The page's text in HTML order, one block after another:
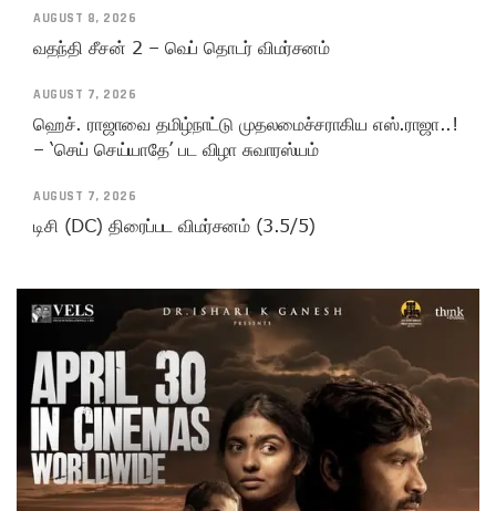
AUGUST 8, 2026
வதந்தி சீசன் 2 – வெப் தொடர் விமர்சனம்
AUGUST 7, 2026
ஹெச். ராஜாவை தமிழ்நாட்டு முதலமைச்சராகிய எஸ்.ராஜா..!
– ‘செய் செய்யாதே’ பட விழா சுவாரஸ்யம்
AUGUST 7, 2026
டிசி (DC) திரைப்பட விமர்சனம் (3.5/5)